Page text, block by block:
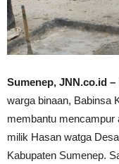
Sumenep, JNN.co.id –
warga binaan, Babinsa
membantu mencampur
milik Hasan watga
Kabupaten Sumenep.